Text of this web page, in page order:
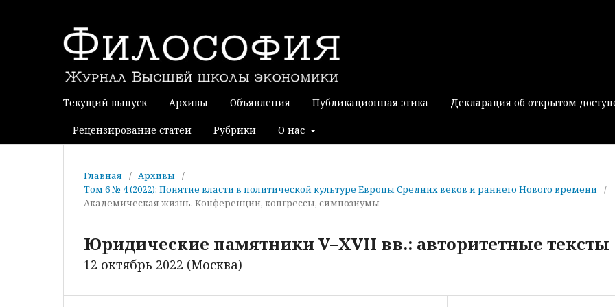
Текущий выпуск Архивы Объявления Публикационная этика Декларация об открытом
Рецензирование статей Рубрики О нас
Главная / Архивы
/
Том 6 № 4 (2022): Понятие власти в политической культуре Европы Средних веков и раннего Нового времени
/
Академическая жизнь. Конференции, конгрессы, симпозиумы
Юридические памятники V–XVII вв.: авторитетные тексты
12 октябрь 2022 (Москва)